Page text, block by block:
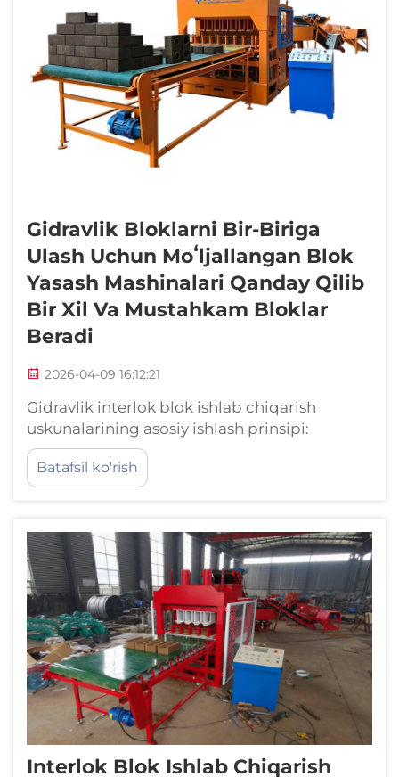
Gidravlik Bloklarni Bir-Biriga
Ulash Uchun Moʻljallangan Blok
Yasash Mashinalari Qanday Qilib
Bir Xil Va Mustahkam Bloklar
Beradi
2026-04-09 16:12:21
Gidravlik interlok blok ishlab chiqarish
uskunalarining asosiy ishlash prinsipi:
Moslashtirilgan gidravlik bosim va aniq
kalıbni tekislash orqali doimiy interlok
geometriyasini ta'minlash. Yuqori sifatli
aniq gidravlik-mexanik ...
Batafsil ko'rish
Interlok Blok Ishlab Chiqarish